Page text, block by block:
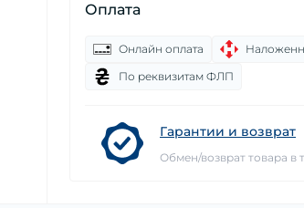
Оплата
Онлайн оплата
По реквизитам ФЛП
Гарантии и возврат
Обмен/возврат товара в